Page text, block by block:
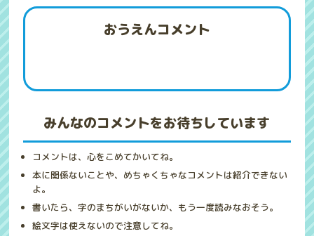
おうえんコメント
みんなのコメントをお待ちしています
コメントは、心をこめてかいてね。
本に関係ないことや、めちゃくちゃなコメントは紹介できない
よ。
書いたら、字のまちがいがないか、もう一度読みなおそう。
絵文字は使えないので注意してね。